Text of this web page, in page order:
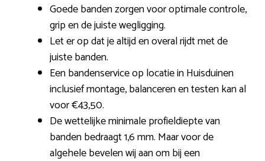
Goede banden zorgen voor optimale controle,
grip en de juiste wegligging.
Let er op dat je altijd en overal rijdt met de
juiste banden.
Een bandenservice op locatie in Huisduinen
inclusief montage, balanceren en testen kan al
voor €43,50.
De wettelijke minimale profieldiepte van
banden bedraagt 1,6 mm. Maar voor de
algehele bevelen wij aan om bij een